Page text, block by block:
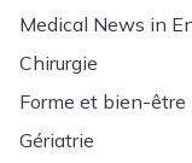
Medical News in
Chirurgie
Forme et bien-être
Gériatrie